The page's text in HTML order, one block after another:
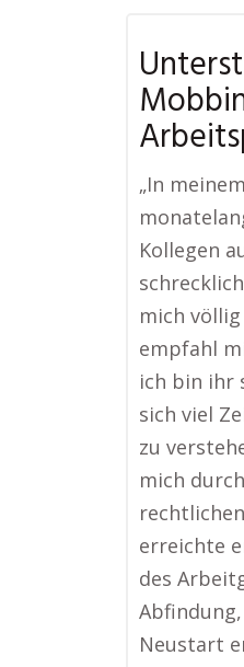
„In
Kollegen
mich
empfahl
ich bin ihr
sich viel
zu
mich
erreichte
des
Neustart